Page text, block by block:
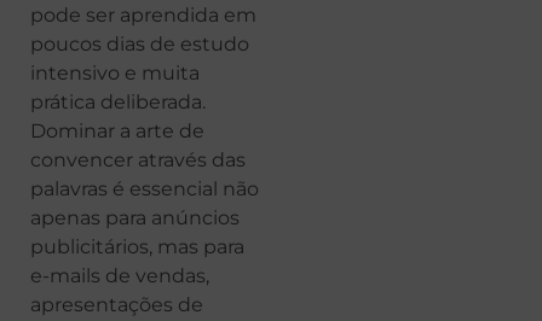
pode ser aprendida em
poucos dias de estudo
intensivo e muita
prática deliberada.
Dominar a arte de
convencer através das
palavras é essencial não
apenas para anúncios
publicitários, mas para
e-mails de vendas,
apresentações de